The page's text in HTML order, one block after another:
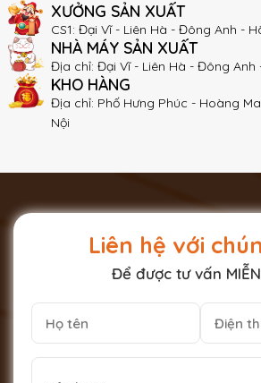
XƯỞNG SẢN XUẤT
CS1: Đại Vĩ - Liên Hà - Đông Anh -
NHÀ MÁY SẢN XUẤT
Địa chỉ: Đại Vĩ - Liên Hà - Đông Anh
KHO HÀNG
Địa chỉ: Phố Hưng Phúc - Hoàng
Nội
Liên hệ với
Để được tư vấn